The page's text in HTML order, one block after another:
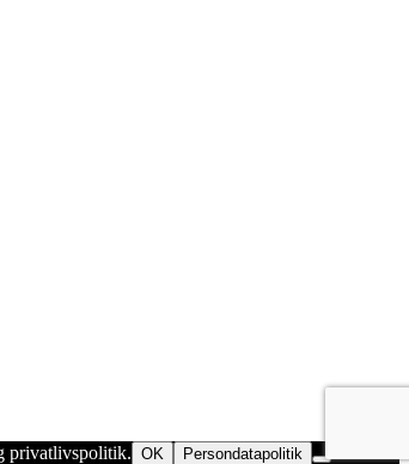
privatlivspolitik. OK Persondatapolitik